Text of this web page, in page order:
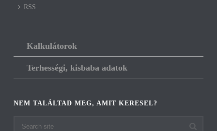
RSS
Kalkulátorok
Terhességi, kisbaba adatok
NEM TALÁLTAD MEG, AMIT KERESEL?